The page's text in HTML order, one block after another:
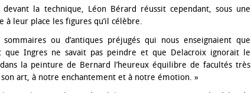
la technique, Léon Bérard réussit cependant, sous une
leur place les figures qu’il célèbre.
ou d’antiques préjugés qui nous enseignaient que
que Ingres ne savait pas peindre et que Delacroix ignorait le
la peinture de Bernard l’heureux équilibre de facultés très
art, à notre enchantement et à notre émotion. »